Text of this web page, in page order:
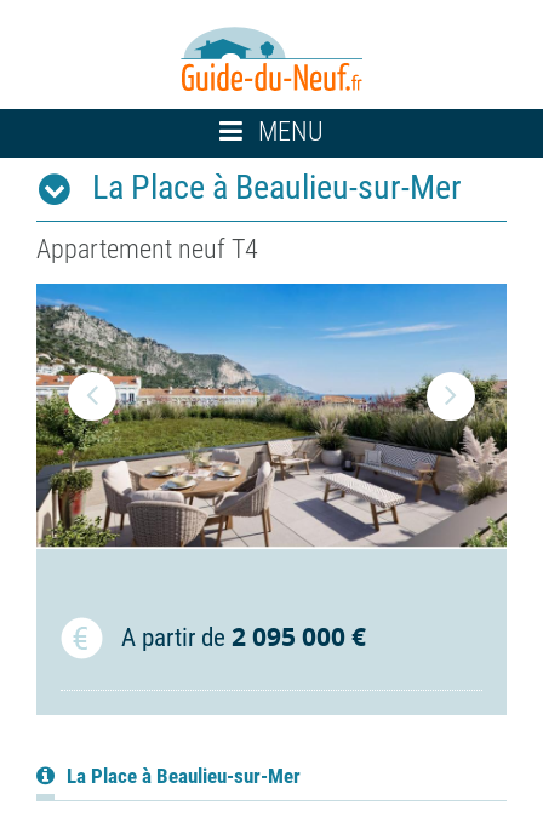
Toggle
navigation
MENU
La Place à Beaulieu-sur-Mer
Appartement neuf T4
A partir de 2 095 000 €
La Place à Beaulieu-sur-Mer